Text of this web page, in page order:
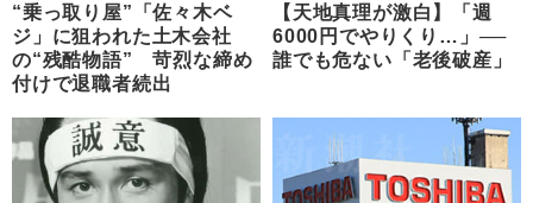
“乗っ取り屋”「佐々木ベ
ジ」に狙われた土木会社
の“残酷物語” 苛烈な締め
付けで退職者続出
【天地真理が激白】「週
6000円でやりくり…」──
誰でも危ない「老後破産」